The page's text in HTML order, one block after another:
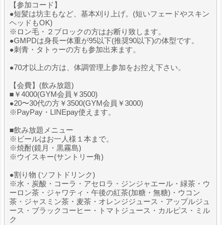
【参加コード】
●短髪は坊主もなど、基本刈り上げ。(短いフェードやスキン
ヘッドもOK)
※ロン毛・２ブロックの方はお断り致します。
●GMPDは身長ー体重が95以下(推奨90以下)の体型です。
●刺青・タトゥーの方も参加出来ます。
●70才以上の方は、体調管理上参加をお控え下さい。
【会費】(飲み放題)
■￥4000(GYM会員￥3500)
●20〜30代の方￥3500(GYM会員￥3000)
※PayPay・LINEpay使えます。
■飲み放題メニュー
※ビールはお一人様１本まで。
※焼酎(鏡月・黒霧島)
※ウイスキー(サントリー角)
●割り物 (ソフトドリンク)
※水・炭酸・コーラ・アセロラ・ジンジャエール・緑茶・ウ
ーロン茶・ジャワティ・午後の紅茶(加糖・無糖)・ウコン
茶・ジャスミン茶・麦茶・オレンジジュース・アップルジュ
ース・ブラックコーヒー・トマトジュース・カルピス・ミル
ク